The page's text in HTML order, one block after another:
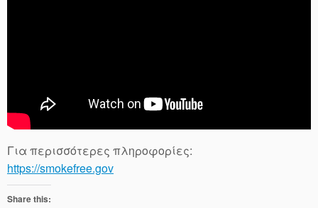
Για περισσότερες πληροφορίες:
https://smokefree.gov
Share this: